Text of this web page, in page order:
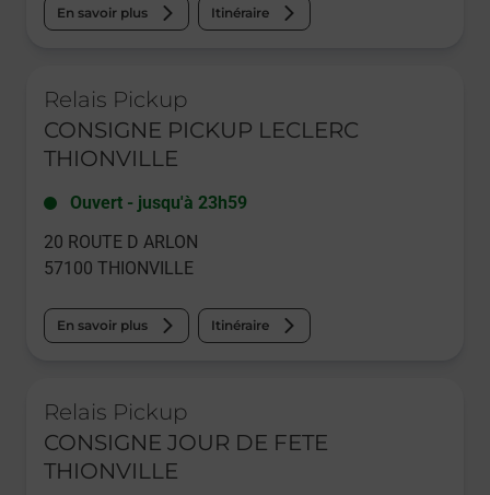
En savoir plus Itinéraire
Relais Pickup
CONSIGNE PICKUP LECLERC
THIONVILLE
Ouvert - jusqu'à 23h59
20 ROUTE D ARLON
57100 THIONVILLE
En savoir plus Itinéraire
Relais Pickup
CONSIGNE JOUR DE FETE
THIONVILLE